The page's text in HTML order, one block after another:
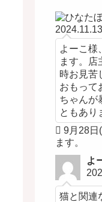
2024.11.13
よーこ様
ます。店
時お見苦
おもって
ちゃんが
ともあり
9月28日
ます。
よ
猫と関連